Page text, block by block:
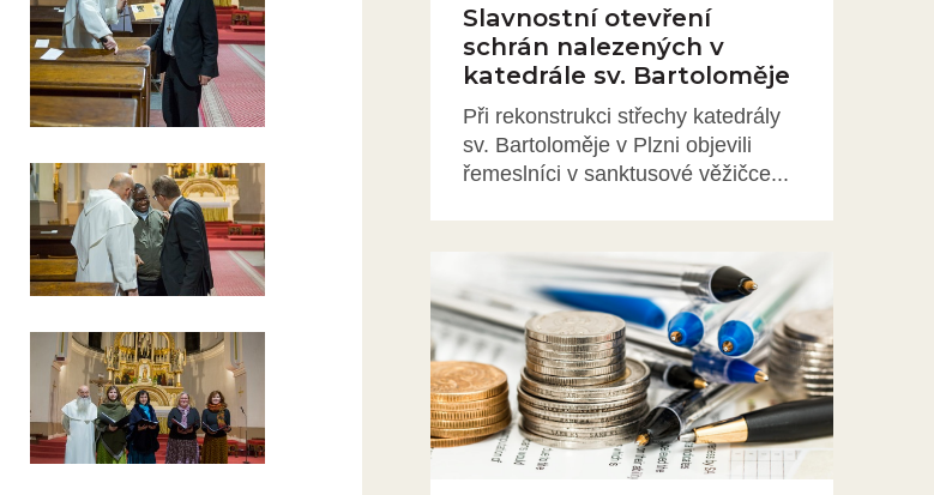
Slavnostní otevření
schrán nalezených v
katedrále sv. Bartoloměje
Při rekonstrukci střechy katedrály
sv. Bartoloměje v Plzni objevili
řemeslníci v sanktusové věžičce...
Obrázek novinky